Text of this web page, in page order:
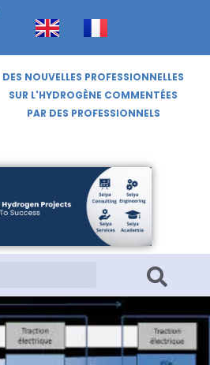
DES NOUVELLES PROFESSIONNELLES
SUR L'HYDROGÈNE COMMENTÉES
PAR DES PROFESSIONNELS